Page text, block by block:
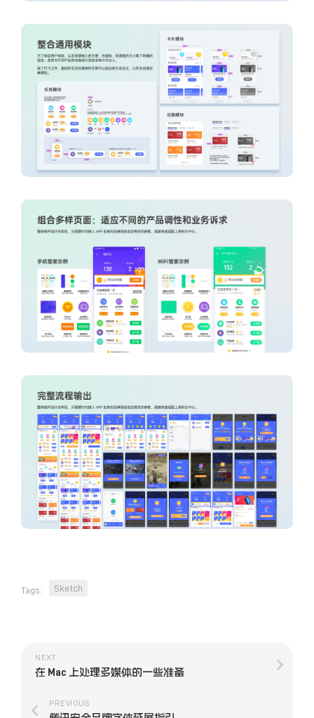
Tags: Sketch
NEXT
在 Mac 上处理多媒体的一些准备
PREVIOUS